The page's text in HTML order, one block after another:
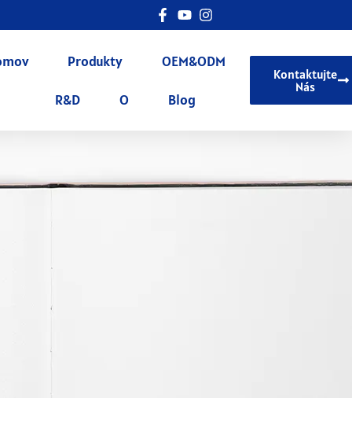
Produkty OEM&ODM
R&D O Blog
Kontaktujte
Nás